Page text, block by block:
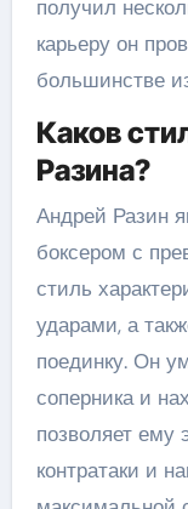
получил
карьеру он
большинстве
Каков
Разина?
Андрей Разин
боксером с
стиль
ударами, а
поединку. Он
соперника и
позволяет ему
контратаки и